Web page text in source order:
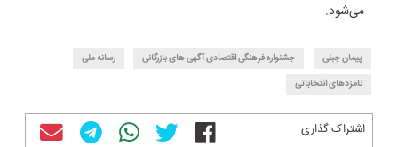
می‌شود.
پیمان جبلی جشنواره فرهنگی اقتصادی آگهی های بازرگانی
رسانه ملی
نامزدهای انتخاباتی
اشتراک گذاری